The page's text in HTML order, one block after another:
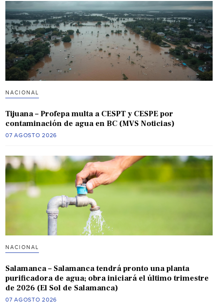
NACIONAL
Tijuana – Profepa multa a CESPT y CESPE por
contaminación de agua en BC (MVS Noticias)
07 AGOSTO 2026
NACIONAL
Salamanca – Salamanca tendrá pronto una planta
purificadora de agua; obra iniciará el último trimestre
de 2026 (El Sol de Salamanca)
07 AGOSTO 2026